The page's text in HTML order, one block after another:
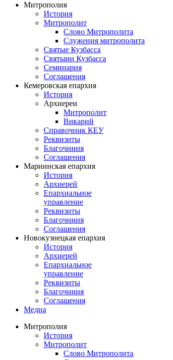
Митрополия
История
Митрополит
Слово Митрополита
Служения митрополита
Святые Кузбасса
Святыни Кузбасса
Семинария
Соглашения
Кемеровская епархия
История
Архиереи
Митрополит
Викарий
Справочник КЕУ
Реквизиты
Благочиния
Соглашения
Мариинская епархия
История
Архиерей
Епархиальное
управление
Реквизиты
Благочиния
Соглашения
Новокузнецкая епархия
История
Архиерей
Епархиальное
управление
Реквизиты
Благочиния
Соглашения
Медиа
Митрополия
История
Митрополит
Слово Митрополита